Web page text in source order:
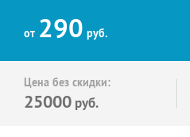
от 290 руб.
Цена без скидки:
25000 руб.